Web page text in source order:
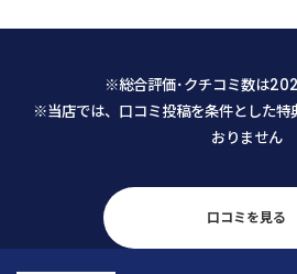
い内容にもかかわらず代表の馬場さ
んから迅速かつ丁寧な返信を頂戴
し、まずそこで安心致しました。 予
気にし、何にこだわっているのか」
を正確に把握するために、本当に誠
実に話を聞いてくださいました。
※総合評価･クチコミ数は
※当店では、口コミ投稿を条件とした特
おりません
口コミを見る